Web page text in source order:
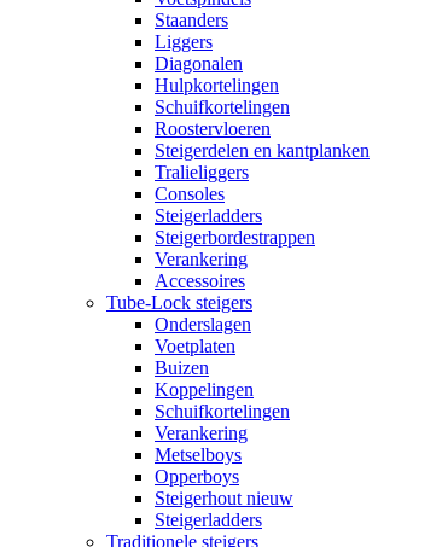
Staanders
Liggers
Diagonalen
Hulpkortelingen
Schuifkortelingen
Roostervloeren
Steigerdelen en kantplanken
Tralieliggers
Consoles
Steigerladders
Steigerbordestrappen
Verankering
Accessoires
Tube-Lock steigers
Onderslagen
Voetplaten
Buizen
Koppelingen
Schuifkortelingen
Verankering
Metselboys
Opperboys
Steigerhout nieuw
Steigerladders
Traditionele steigers